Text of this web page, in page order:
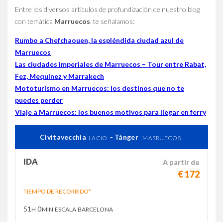
Entre los diversos artículos de profundización de nuestro blog
con temática Marruecos , te señalamos:
Rumbo a Chefchaouen, la espléndida ciudad azul de
Marruecos
Las ciudades imperiales de Marruecos – Tour entre Rabat,
Fez, Mequinez y Marrakech
Mototurismo en Marruecos: los destinos que no te
puedes perder
Viaje a Marruecos: los buenos motivos para llegar en ferry
Civitavecchia LACIO - Tánger MARRUECOS
IDA A partir de
€ 172
TIEMPO DE RECORRIDO*
51H 0MIN ESCALA BARCELONA